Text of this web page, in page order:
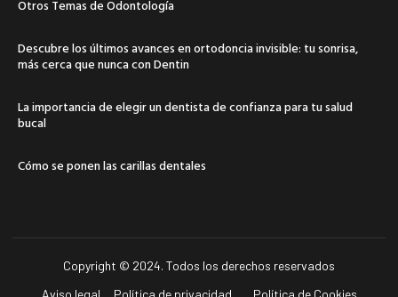
Otros Temas de Odontología
Descubre los últimos avances en ortodoncia invisible: tu sonrisa,
más cerca que nunca con Dentin
La importancia de elegir un dentista de confianza para tu salud
bucal
Cómo se ponen las carillas dentales
Copyright © 2024. Todos los derechos reservados